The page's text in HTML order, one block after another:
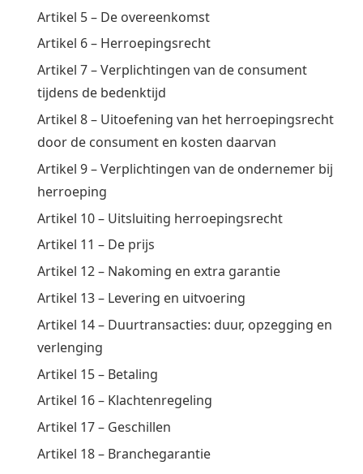
Artikel 5 – De overeenkomst
Artikel 6 – Herroepingsrecht
Artikel 7 – Verplichtingen van de consument
tijdens de bedenktijd
Artikel 8 – Uitoefening van het herroepingsrecht
door de consument en kosten daarvan
Artikel 9 – Verplichtingen van de ondernemer bij
herroeping
Artikel 10 – Uitsluiting herroepingsrecht
Artikel 11 – De prijs
Artikel 12 – Nakoming en extra garantie
Artikel 13 – Levering en uitvoering
Artikel 14 – Duurtransacties: duur, opzegging en
verlenging
Artikel 15 – Betaling
Artikel 16 – Klachtenregeling
Artikel 17 – Geschillen
Artikel 18 – Branchegarantie